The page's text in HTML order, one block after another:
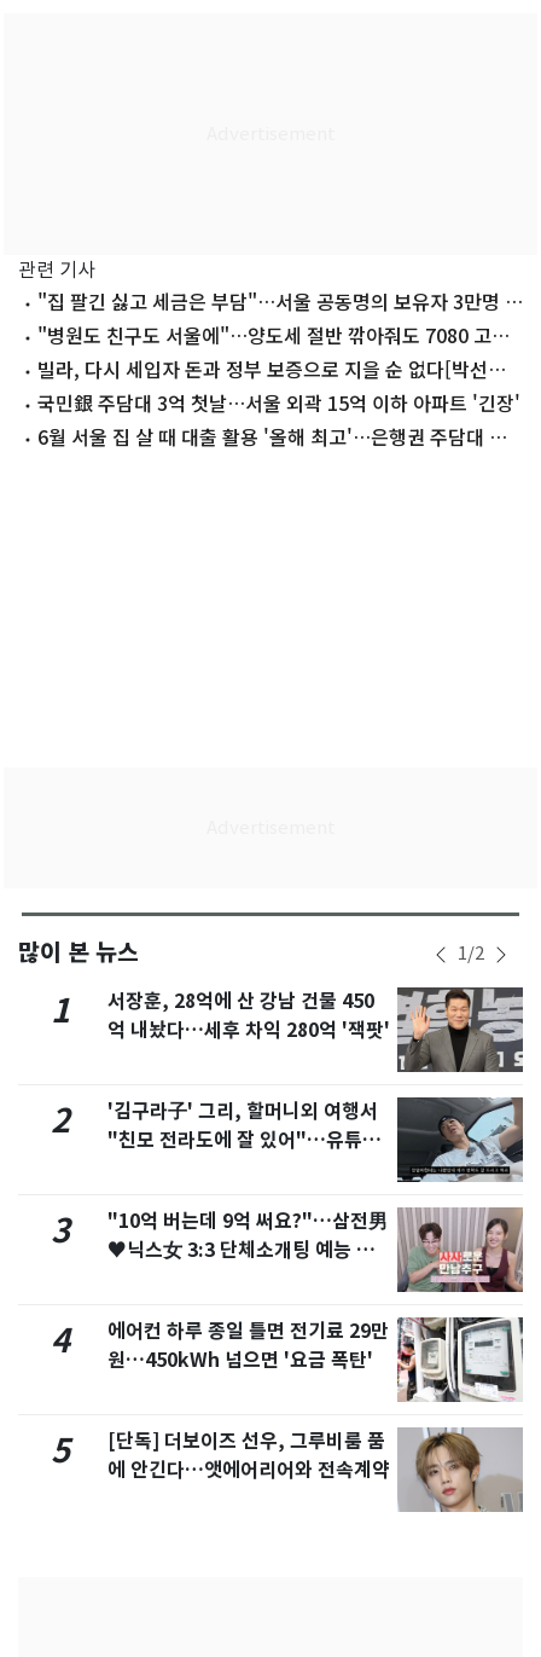
관련 기사
"집 팔긴 싫고 세금은 부담"…서울 공동명의 보유자 3만명 늘
었다"병원도 친구도 서울에"…양도세 절반 깎아줘도 7080 고령
층 '머뭇'
빌라, 다시 세입자 돈과 정부 보증으로 지을 순 없다[박선영
의 경제 인사이트]
국민銀 주담대 3억 첫날…서울 외곽 15억 이하 아파트 '긴장'
6월 서울 집 살 때 대출 활용 '올해 최고'…은행권 주담대 더
많이 본 뉴스 1/2
1
서장훈, 28억에 산 강남 건물 450
억 내놨다…세후 차익 280억 '잭팟'
2
'김구라子' 그리, 할머니외 여행서
"친모 전라도에 잘 있어"…유튜브
3
"10억 버는데 9억 써요?"…삼전男
♥닉스女 3:3 단체소개팅 예능 화
4
에어컨 하루 종일 틀면 전기료 29만
원…450kWh 넘으면 '요금 폭탄'
5
[단독] 더보이즈 선우, 그루비룸 품
에 안긴다…앳에어리어와 전속계약